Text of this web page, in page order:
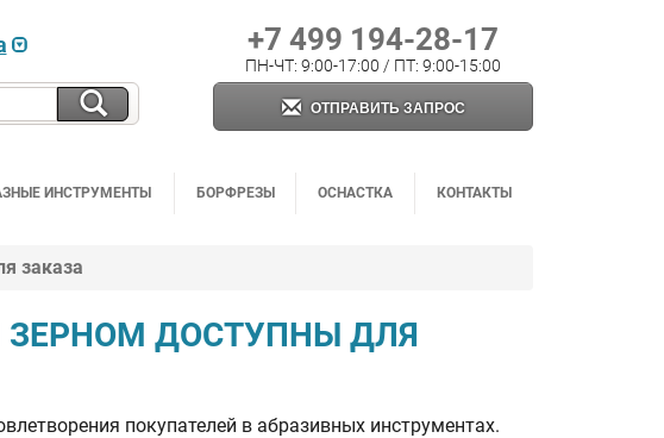
+7 499 194-28-17
ПН-ЧТ: 9:00-17:00 / ПТ: 9:00-15:00
ОТПРАВИТЬ ЗАПРОС
ИНСТРУМЕНТЫ БОРФРЕЗЫ ОСНАСТКА КОНТАКТЫ
заказа
ЗЕРНОМ ДОСТУПНЫ ДЛЯ
покупателей в абразивных инструментах.